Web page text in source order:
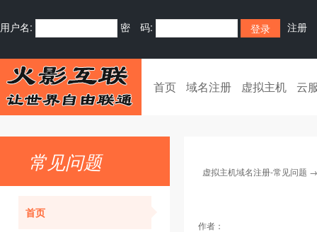
用户名: 密 码: 注册
首页 域名注册 虚拟主机 云
常见问题
首页
虚拟主机域名注册-常见问题
作者：